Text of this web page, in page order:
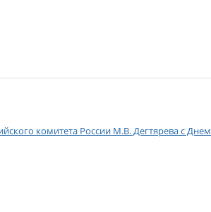
комитета России М.В. Дегтярева с Днем